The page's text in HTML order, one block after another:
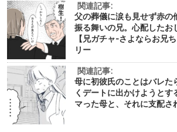
関連記事:
父の葬儀に涙も見せず赤の
振る舞いの兄。心配した
【兄ガチャ-さよならお兄
リー
関連記事:
母に初彼氏のことはバレた
くデートに出かけようと
マった母と、それに支配さ